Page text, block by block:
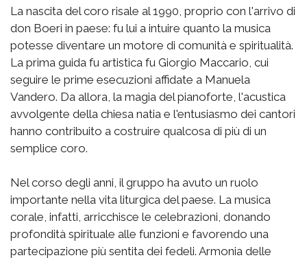
La nascita del coro risale al 1990, proprio con l'arrivo di
don Boeri in paese: fu lui a intuire quanto la musica
potesse diventare un motore di comunità e spiritualità.
La prima guida fu artistica fu Giorgio Maccario, cui
seguire le prime esecuzioni affidate a Manuela
Vandero. Da allora, la magia del pianoforte, l'acustica
avvolgente della chiesa natia e l'entusiasmo dei cantori
hanno contribuito a costruire qualcosa di più di un
semplice coro.
Nel corso degli anni, il gruppo ha avuto un ruolo
importante nella vita liturgica del paese. La musica
corale, infatti, arricchisce le celebrazioni, donando
profondità spirituale alle funzioni e favorendo una
partecipazione più sentita dei fedeli. Armonia delle